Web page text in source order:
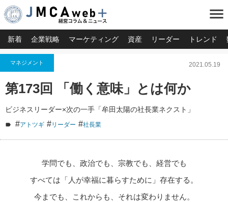
menu
新着 企業戦略 マーケティング 資産 リーダー トレンド
マネジメント 2021.05.19
第173回 「働く意味」とは何か
ビジネスリーダー×次の一手「牟田太陽の社長業ネクスト」
#アトツギ #リーダー #社長業
学問でも、政治でも、宗教でも、経営でも
すべては「人が幸福に暮らすために」存在する。
今までも、これからも、それは変わりません。